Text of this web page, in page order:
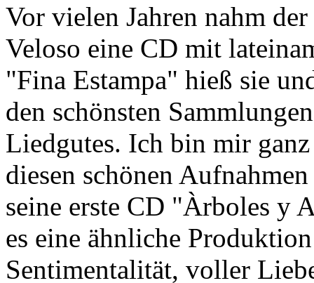
Vor vielen Jahren nahm
Veloso eine CD mit
"Fina Estampa" hieß sie
den schönsten
Liedgutes. Ich bin mir
diesen schönen
seine erste CD "Àrboles y
es eine ähnliche
Sentimentalität, voller